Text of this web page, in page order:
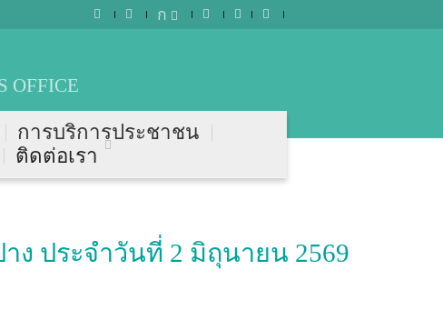
ก
OFFICE
การบริการประชาชน
ติดต่อเรา
ประจำวันที่ 2 มิถุนายน 2569